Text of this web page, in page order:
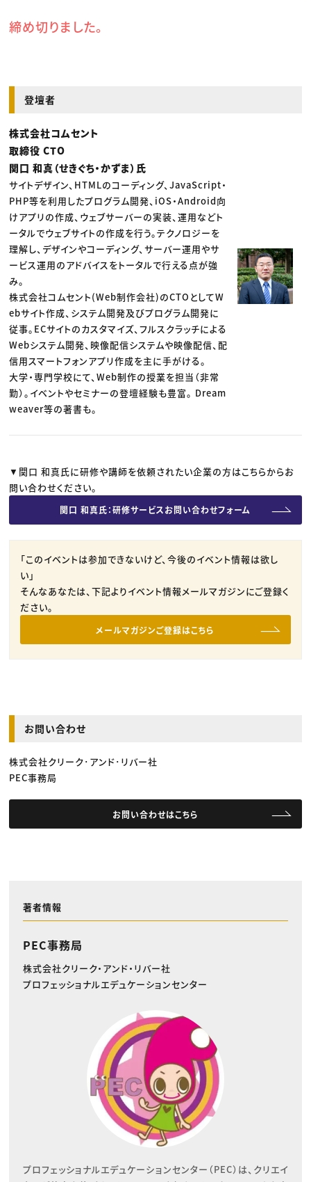
締め切りました。
登壇者
株式会社コムセント
取締役 CTO
関口 和真（せきぐち・かずま）氏
サイトデザイン、HTMLのコーディング、JavaScript・
PHP等を利用したプログラム開発、iOS・Android向
けアプリの作成、ウェブサーバーの実装、運用などト
ータルでウェブサイトの作成を行う。テクノロジーを
理解し、デザインやコーディング、サーバー運用やサ
ービス運用のアドバイスをトータルで行える点が強
み。
株式会社コムセント(Web制作会社)のCTOとしてW
ebサイト作成、システム開発及びプログラム開発に
従事。ECサイトのカスタマイズ、フルスクラッチによる
Webシステム開発、映像配信システムや映像配信、配
信用スマートフォンアプリ作成を主に手がける。
大学・専門学校にて、Web制作の授業を担当（非常
勤）。イベントやセミナーの登壇経験も豊富。 Dream
weaver等の著書も。
▼関口 和真氏に研修や講師を依頼されたい企業の方はこちらからお
問い合わせください。
関口 和真氏：研修サービスお問い合わせフォーム
「このイベントは参加できないけど、今後のイベント情報は欲し
い」
そんなあなたは、下記よりイベント情報メールマガジンにご登録く
ださい。
メールマガジンご登録はこちら
お問い合わせ
株式会社クリーク･アンド･リバー社
PEC事務局
お問い合わせはこちら
著者情報
PEC事務局
株式会社クリーク・アンド・リバー社
プロフェッショナルエデュケーションセンター
プロフェッショナルエデュケーションセンター（PEC）は、クリエイ